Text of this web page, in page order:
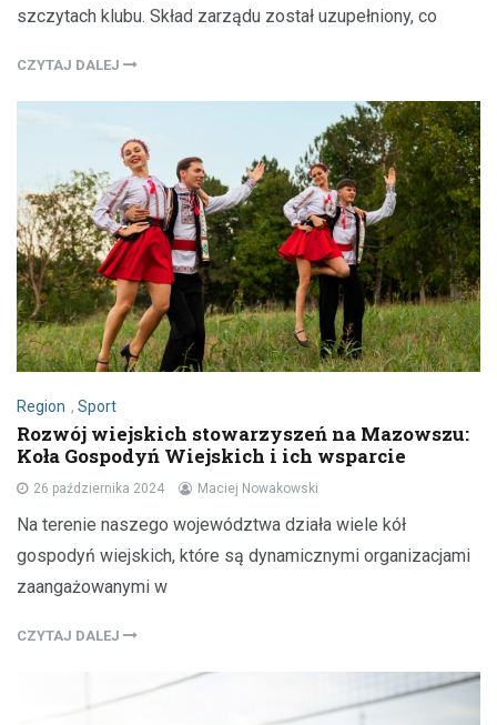
szczytach klubu. Skład zarządu został uzupełniony, co
CZYTAJ DALEJ
Region , Sport
Rozwój wiejskich stowarzyszeń na Mazowszu:
Koła Gospodyń Wiejskich i ich wsparcie
26 października 2024 Maciej Nowakowski
Na terenie naszego województwa działa wiele kół
gospodyń wiejskich, które są dynamicznymi organizacjami
zaangażowanymi w
CZYTAJ DALEJ